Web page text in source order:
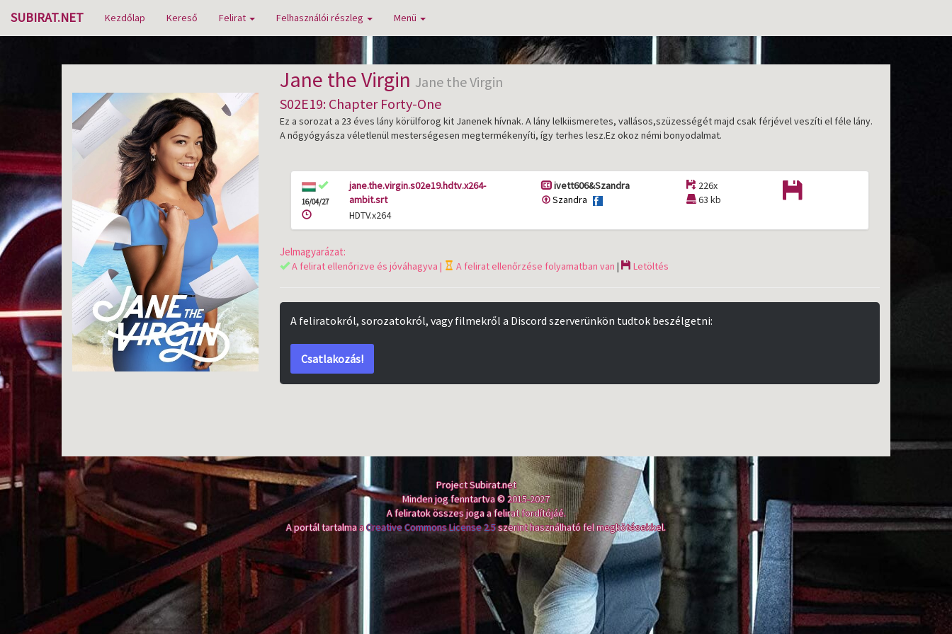
SUBIRAT.NET Kezdőlap Kereső Felirat Felhasználói részleg Menü
Jane the Virgin Jane the Virgin
S02E19: Chapter Forty-One
Ez a sorozat a 23 éves lány körülforog kit Janenek hívnak. A lány lelkiismeretes, vallásos,szüzességét majd csak férjével veszíti el féle lány.
A nőgyógyásza véletlenül mesterségesen megtermékenyíti, így terhes lesz.Ez okoz némi bonyodalmat.
16/04/27
jane.the.virgin.s02e19.hdtv.x264-
ambit.srt
ivett606&Szandra
Szandra
226x
63 kb
HDTV.x264
Jelmagyarázat:
A felirat ellenőrizve és jóváhagyva | A felirat ellenőrzése folyamatban van | Letöltés
A feliratokról, sorozatokról, vagy filmekről a Discord szerverünkön tudtok beszélgetni:
Csatlakozás!
Project Subirat.net
Minden jog fenntartva © 2015-2027
A feliratok összes joga a felirat fordítójáé.
A portál tartalma aCreative Commons License 2.5szerint használható fel megkötésekkel.